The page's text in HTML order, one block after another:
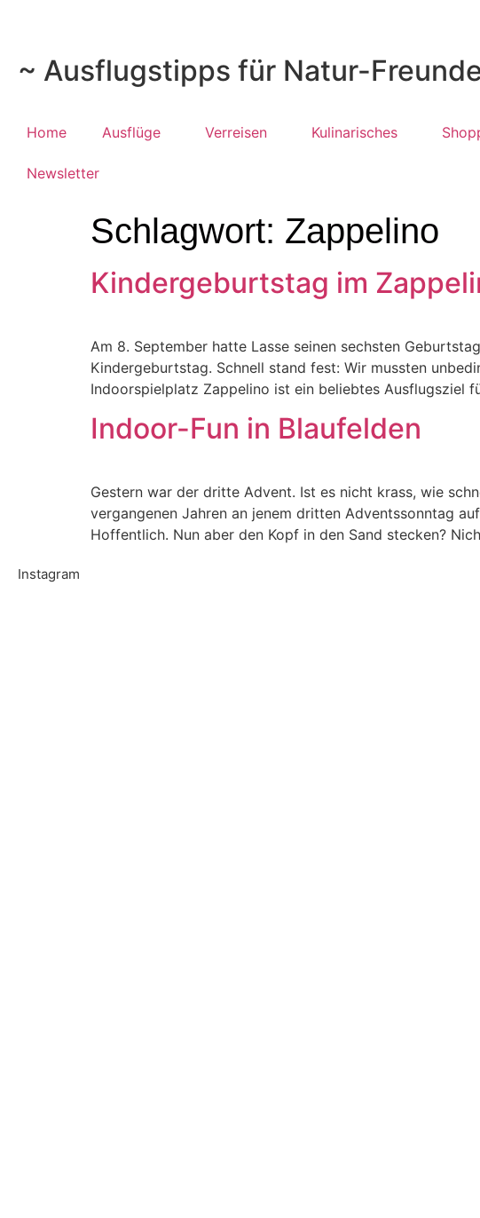
~ Ausflugstipps für Natur-
Home Ausflüge Verreisen Kulinarisches
Newsletter
Schlagwort: Zappelino
Kindergeburtstag im
Am 8. September hatte Lasse seinen sechsten
Kindergeburtstag. Schnell stand fest: Wir mussten
Indoorspielplatz Zappelino ist ein beliebtes Ausflugsziel
Indoor-Fun in Blaufelden
Gestern war der dritte Advent. Ist es nicht krass, wie
vergangenen Jahren an jenem dritten Adventssonntag
Hoffentlich. Nun aber den Kopf in den Sand stecken?
Instagram